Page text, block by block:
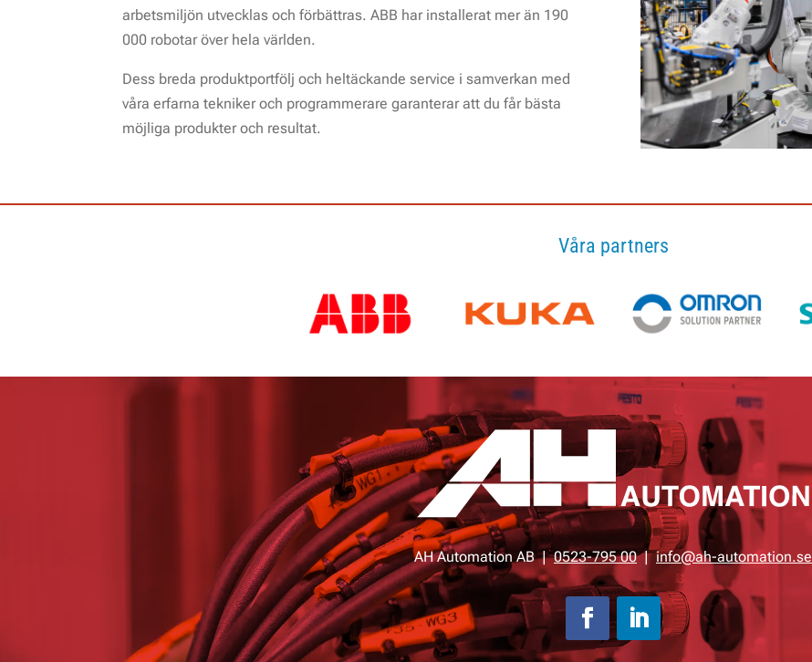
arbetsmiljön utvecklas och förbättras. ABB har installerat mer än 190
000 robotar över hela världen.
Dess breda produktportfölj och heltäckande service i samverkan med
våra erfarna tekniker och programmerare garanterar att du får bästa
möjliga produkter och resultat.
Våra partners
AH Automation AB |0523-795 00|info@ah-automation.se